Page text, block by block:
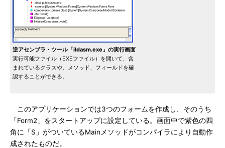
逆アセンブラ・ツール「ildasm.exe」の実行画面
実行可能ファイル（EXEファイル）を開いて、含
まれているクラスや、メソッド、フィールドを確
認することができる。
このアプリケーションでは3つのフォームを作成し、そのうち
「Form2」をスタートアップに設定している。画面中で紫色の四
角に「S」がついているMainメソッドがコンパイラにより自動作
成されたものだ。